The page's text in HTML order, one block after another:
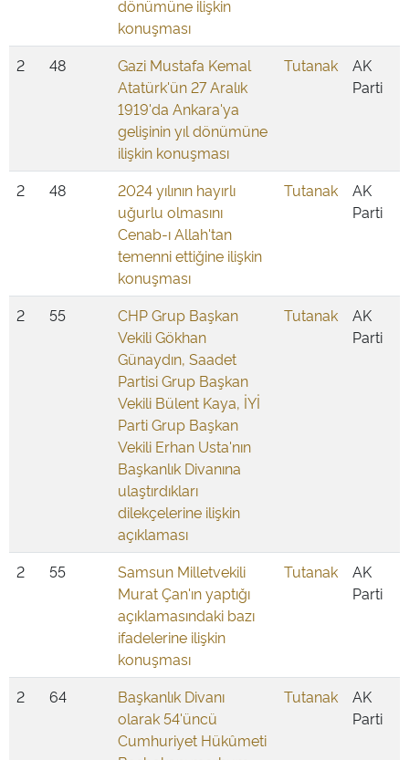
dönümüne ilişkin
konuşması
2
48
Gazi Mustafa Kemal
Atatürk'ün 27 Aralık
1919'da Ankara'ya
gelişinin yıl dönümüne
ilişkin konuşması
Tutanak
AK
Parti
2 48
2024 yılının hayırlı
uğurlu olmasını
Cenab-ı Allah'tan
temenni ettiğine ilişkin
konuşması
Tutanak
AK
Parti
2 55
CHP Grup Başkan
Vekili Gökhan
Günaydın, Saadet
Partisi Grup Başkan
Vekili Bülent Kaya, İYİ
Parti Grup Başkan
Vekili Erhan Usta'nın
Başkanlık Divanına
ulaştırdıkları
dilekçelerine ilişkin
açıklaması
Tutanak
AK
Parti
2 55
Samsun Milletvekili
Murat Çan'ın yaptığı
açıklamasındaki bazı
ifadelerine ilişkin
konuşması
Tutanak
AK
Parti
2 64
Başkanlık Divanı
olarak 54'üncü
Cumhuriyet Hükûmeti
Tutanak
AK
Parti